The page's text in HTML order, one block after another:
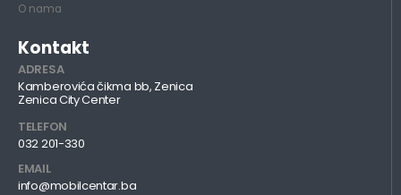
O nama
Kontakt
ADRESA
Kamberovića čikma bb, Zenica
Zenica City Center
TELEFON
032 201-330
EMAIL
info@mobilcentar.ba